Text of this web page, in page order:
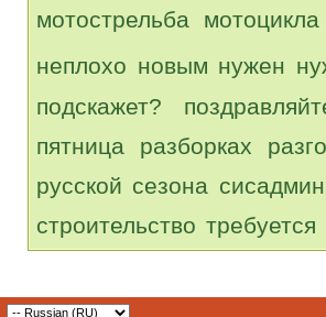
мотострельба мотоцикла
неплохо новым нужен
подскажет?
пятница
разборках
русской сезона
строительство требуется